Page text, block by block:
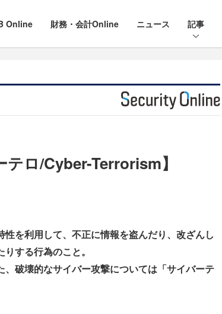
Online 財務・会計Online ニュース 記事
ロ/Cyber-Terrorism】
を利用して、不正に情報を盗んだり、改ざんし
する行為のこと。
破壊的なサイバー攻撃については「サイバーテ